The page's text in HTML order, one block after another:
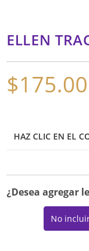
ELLEN
$175.00
HAZ CLIC EN EL
¿Desea agregar
No